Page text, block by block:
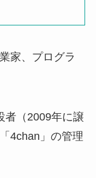
家、プログラ
者（2009年に譲
4chan」の管理